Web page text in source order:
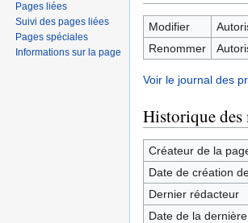
Modifier
Renommer
Voir le journal des
Historique
Créateur de la
Date de création
Dernier rédacteur
Date de la
Pages liées
Suivi des pages liées
Pages spéciales
Informations sur la page